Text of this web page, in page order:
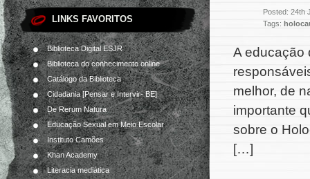
LINKS FAVORITOS
Biblioteca Digital ESJR
Biblioteca do conhecimento online
Catálogo da Biblioteca
Cidadania [Pensar e Intervir- BE]
De Rerum Natura
Educação Sexual em Meio Escolar
Instituto Camões
Khan Academy
Literacia mediática
Posted: 24th
Tags:
A educação
melhor, de
importante
sobre o
[…]